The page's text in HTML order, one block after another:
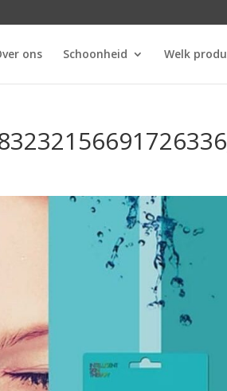
ons Schoonheid Welk